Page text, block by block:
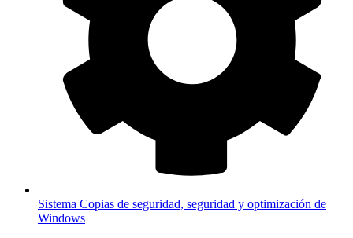
Sistema Copias de seguridad, seguridad y optimización de
Windows